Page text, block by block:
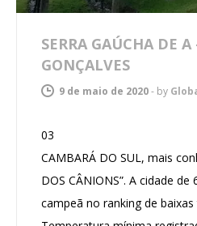
SERRA GAÚCHA DE
GONÇALVES
9 de maio de 2020- by
03
CAMBARÁ DO SUL, mais
DOS CÂNIONS”. A cidade
campeã no ranking de